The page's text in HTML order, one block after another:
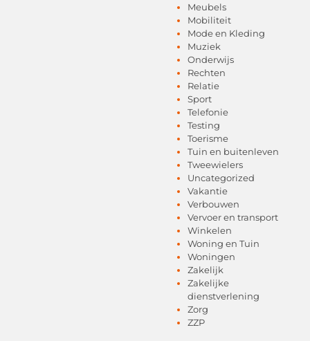
Meubels
Mobiliteit
Mode en Kleding
Muziek
Onderwijs
Rechten
Relatie
Sport
Telefonie
Testing
Toerisme
Tuin en buitenleven
Tweewielers
Uncategorized
Vakantie
Verbouwen
Vervoer en transport
Winkelen
Woning en Tuin
Woningen
Zakelijk
Zakelijke
dienstverlening
Zorg
ZZP